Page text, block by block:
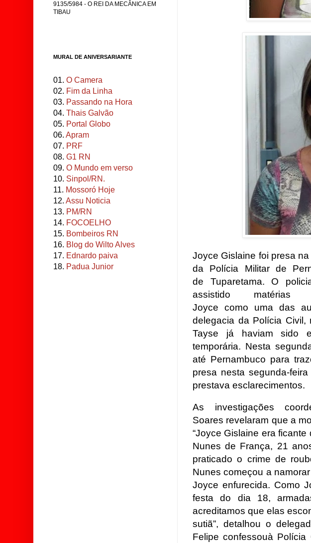
Joyce Gislaine foi presa
da Polícia Militar de
de Tuparetama. O
assistido matérias
Joyce como uma das
delegacia da Polícia
Tayse já haviam sido
temporária. Nesta
até Pernambuco para
presa nesta segunda-
prestava esclarecimentos.
As investigações
Soares revelaram que a
“Joyce Gislaine era
Nunes de França, 21
praticado o crime de
Nunes começou a
Joyce enfurecida. Como
festa do dia 18,
acreditamos que elas
sutiã”, detalhou o
Felipe confessouà
9135/5984 - O REI DA MECÂNICA EM
TIBAU
MURAL DE ANIVERSARIANTE
01. O Camera
02. Fim da Linha
03. Passando na Hora
04. Thais Galvão
05. Portal Globo
06. Apram
07. PRF
08. G1 RN
09. O Mundo em verso
10. Sinpol/RN.
11. Mossoró Hoje
12. Assu Noticia
13. PM/RN
14. FOCOELHO
15. Bombeiros RN
16. Blog do Wilto Alves
17. Ednardo paiva
18. Padua Junior